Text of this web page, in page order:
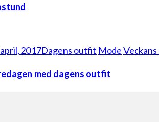
2017Dagens outfit Mode
med dagens outfit